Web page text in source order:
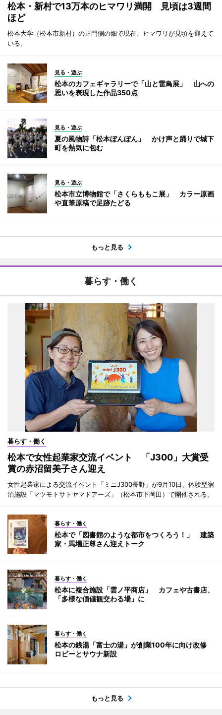
松本・新村で13万本のヒマワリ満開 見頃は3週間
ほど
松本大学（松本市新村）の正門側の畑で現在、ヒマワリが見頃を迎えて
いる。
見る・遊ぶ
松本のカフェギャラリーで「山と雷鳥展」 山への
思いを表現した作品350点
見る・遊ぶ
夏の風物詩「松本ぼんぼん」 かけ声と踊りで城下
町を熱気に包む
見る・遊ぶ
松本市立博物館で「さくらももこ展」 カラー原画
や直筆原稿で足跡たどる
もっと見る
暮らす・働く
暮らす・働く
松本で女性起業家交流イベント 「J300」大賞受
賞の赤沼留美子さん迎え
女性起業家による交流イベント「ミニJ300長野」が9月10日、体験型宿
泊施設「マツモトサトヤマドアーズ」（松本市下岡田）で開催される。
暮らす・働く
松本で「図書館のような都市をつくろう！」 建築
家・馬場正尊さん迎えトーク
暮らす・働く
松本に複合施設「雲ノ平商店」 カフェや古書店、
「多様な価値観交わる場」に
暮らす・働く
松本の銭湯「富士の湯」が創業100年に向け改修
ロビーとサウナ新設
もっと見る